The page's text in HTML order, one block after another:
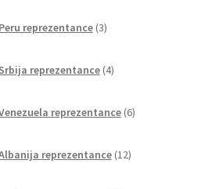
reprezentance 3izdelki
reprezentance 4izdelki
reprezentance 6izdelkov
reprezentance 12izdelkov